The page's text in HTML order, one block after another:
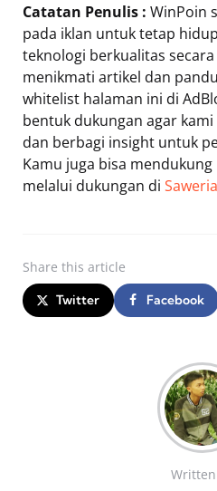
Catatan Penulis : WinPoin
pada iklan untuk tetap
teknologi berkualitas
menikmati artikel dan
whitelist halaman ini di
bentuk dukungan agar
dan berbagi insight untuk
Kamu juga bisa
melalui dukungan di Saweria
Share this article
Twitter Facebook